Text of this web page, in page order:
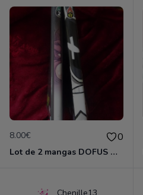
8.00€ 0
Lot de 2 mangas DOFUS MONSTER
Chenille13